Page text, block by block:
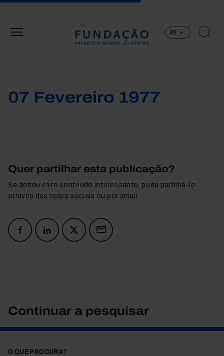
PT
07 Fevereiro 1977
Quer partilhar esta publicação?
Se achou este conteúdo interessante, pode partilhá-lo
através das redes sociais ou por email.
Continuar a pesquisar
O QUE PROCURA?